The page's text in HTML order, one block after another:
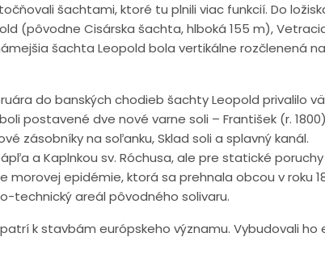
šachtami, ktoré tu plnili viac funkcií. Do
(pôvodne Cisárska šachta, hlboká 155 m),
šachta Leopold bola vertikálne rozčlenená
do banských chodieb šachty Leopold privalilo
postavené dve nové varne soli – František (r.
zásobníky na soľanku, Sklad soli a splavný kanál.
a Kaplnkou sv. Róchusa, ale pre statické
morovej epidémie, ktorá sa prehnala obcou v roku
technický areál pôvodného solivaru.
k stavbám európskeho významu. Vybudovali ho